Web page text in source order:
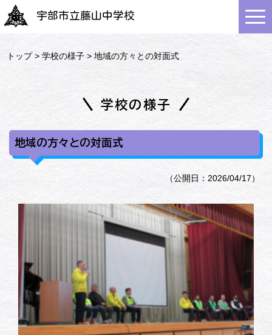
宇部市立藤山中学校
トップ>学校の様子 > 地域の方々との対面式
学校の様子
地域の方々との対面式
（公開日：2026/04/17）